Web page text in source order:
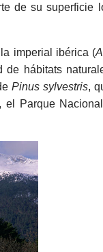
de su superficie
imperial ibérica (
de hábitats
Pinus sylvestris,
Parque